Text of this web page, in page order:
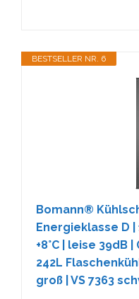
BESTSELLER NR. 6
Bomann®
Energieklasse D |
+8°C | leise 39dB
242L
groß | VS 7363